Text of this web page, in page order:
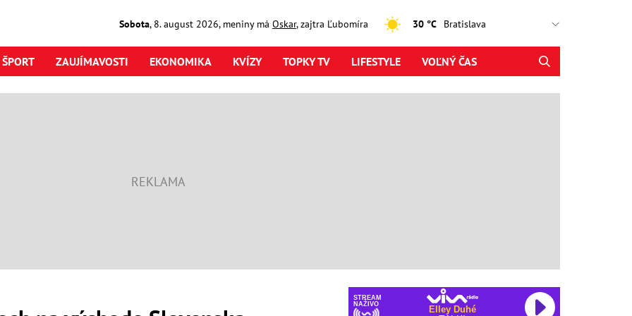
Sobota, 8. august2026, meniny má Oskar, zajtra Ľubomíra 30 °C
ŠPORT ZAUJÍMAVOSTI EKONOMIKA KVÍZY TOPKY TV LIFESTYLE VOĽNÝ ČAS
STREAM
NAŽIVO
Elley Duhé